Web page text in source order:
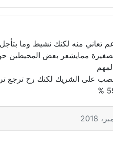
تعاني منه لكنك نشيط وما
ممايشعر بعض المحيطين
على الشريك لكنك رح ترجع